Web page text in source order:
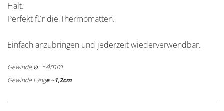
Halt.
Perfekt für die Thermomatten.
Einfach anzubringen und jederzeit wiederverwendbar.
Gewinde⌀ ~4mm
Gewinde Länge~1,2cm